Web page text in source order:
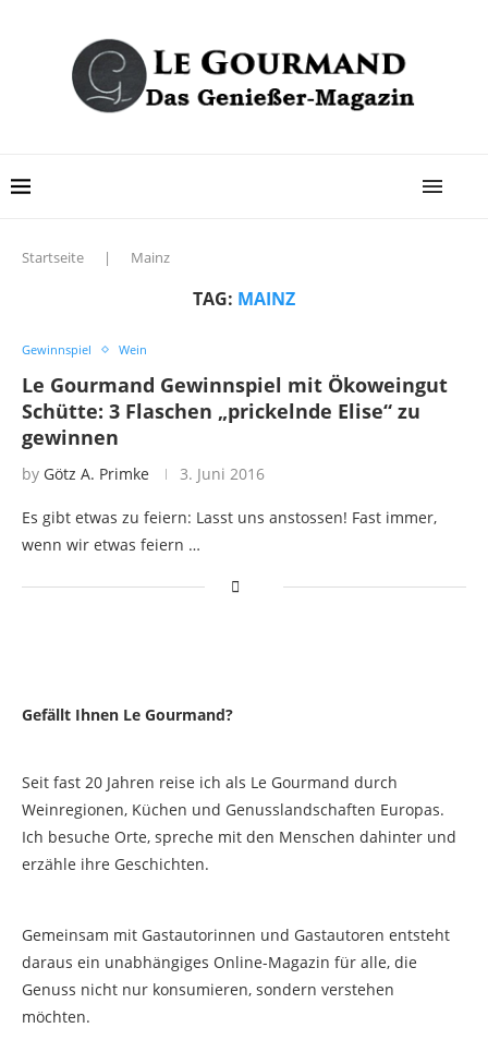
Startseite | Mainz
TAG: MAINZ
Gewinnspiel Wein
Le Gourmand Gewinnspiel mit Ökoweingut
Schütte: 3 Flaschen „prickelnde Elise“ zu
gewinnen
by Götz A. Primke 3. Juni 2016
Es gibt etwas zu feiern: Lasst uns anstossen! Fast immer,
wenn wir etwas feiern …
Gefällt Ihnen Le Gourmand?
Seit fast 20 Jahren reise ich als Le Gourmand durch
Weinregionen, Küchen und Genusslandschaften Europas.
Ich besuche Orte, spreche mit den Menschen dahinter und
erzähle ihre Geschichten.
Gemeinsam mit Gastautorinnen und Gastautoren entsteht
daraus ein unabhängiges Online-Magazin für alle, die
Genuss nicht nur konsumieren, sondern verstehen
möchten.